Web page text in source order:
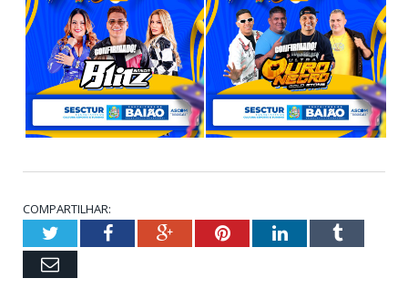
COMPARTILHAR:
TwitterFacebookGoogle+PinterestLinkedInTumblr
Email